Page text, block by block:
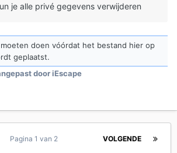
je alle privé gegevens verwijderen
doen vóórdat het bestand hier op
geplaatst.
door iEscape
VOLGENDE
Pagina 1 van 2